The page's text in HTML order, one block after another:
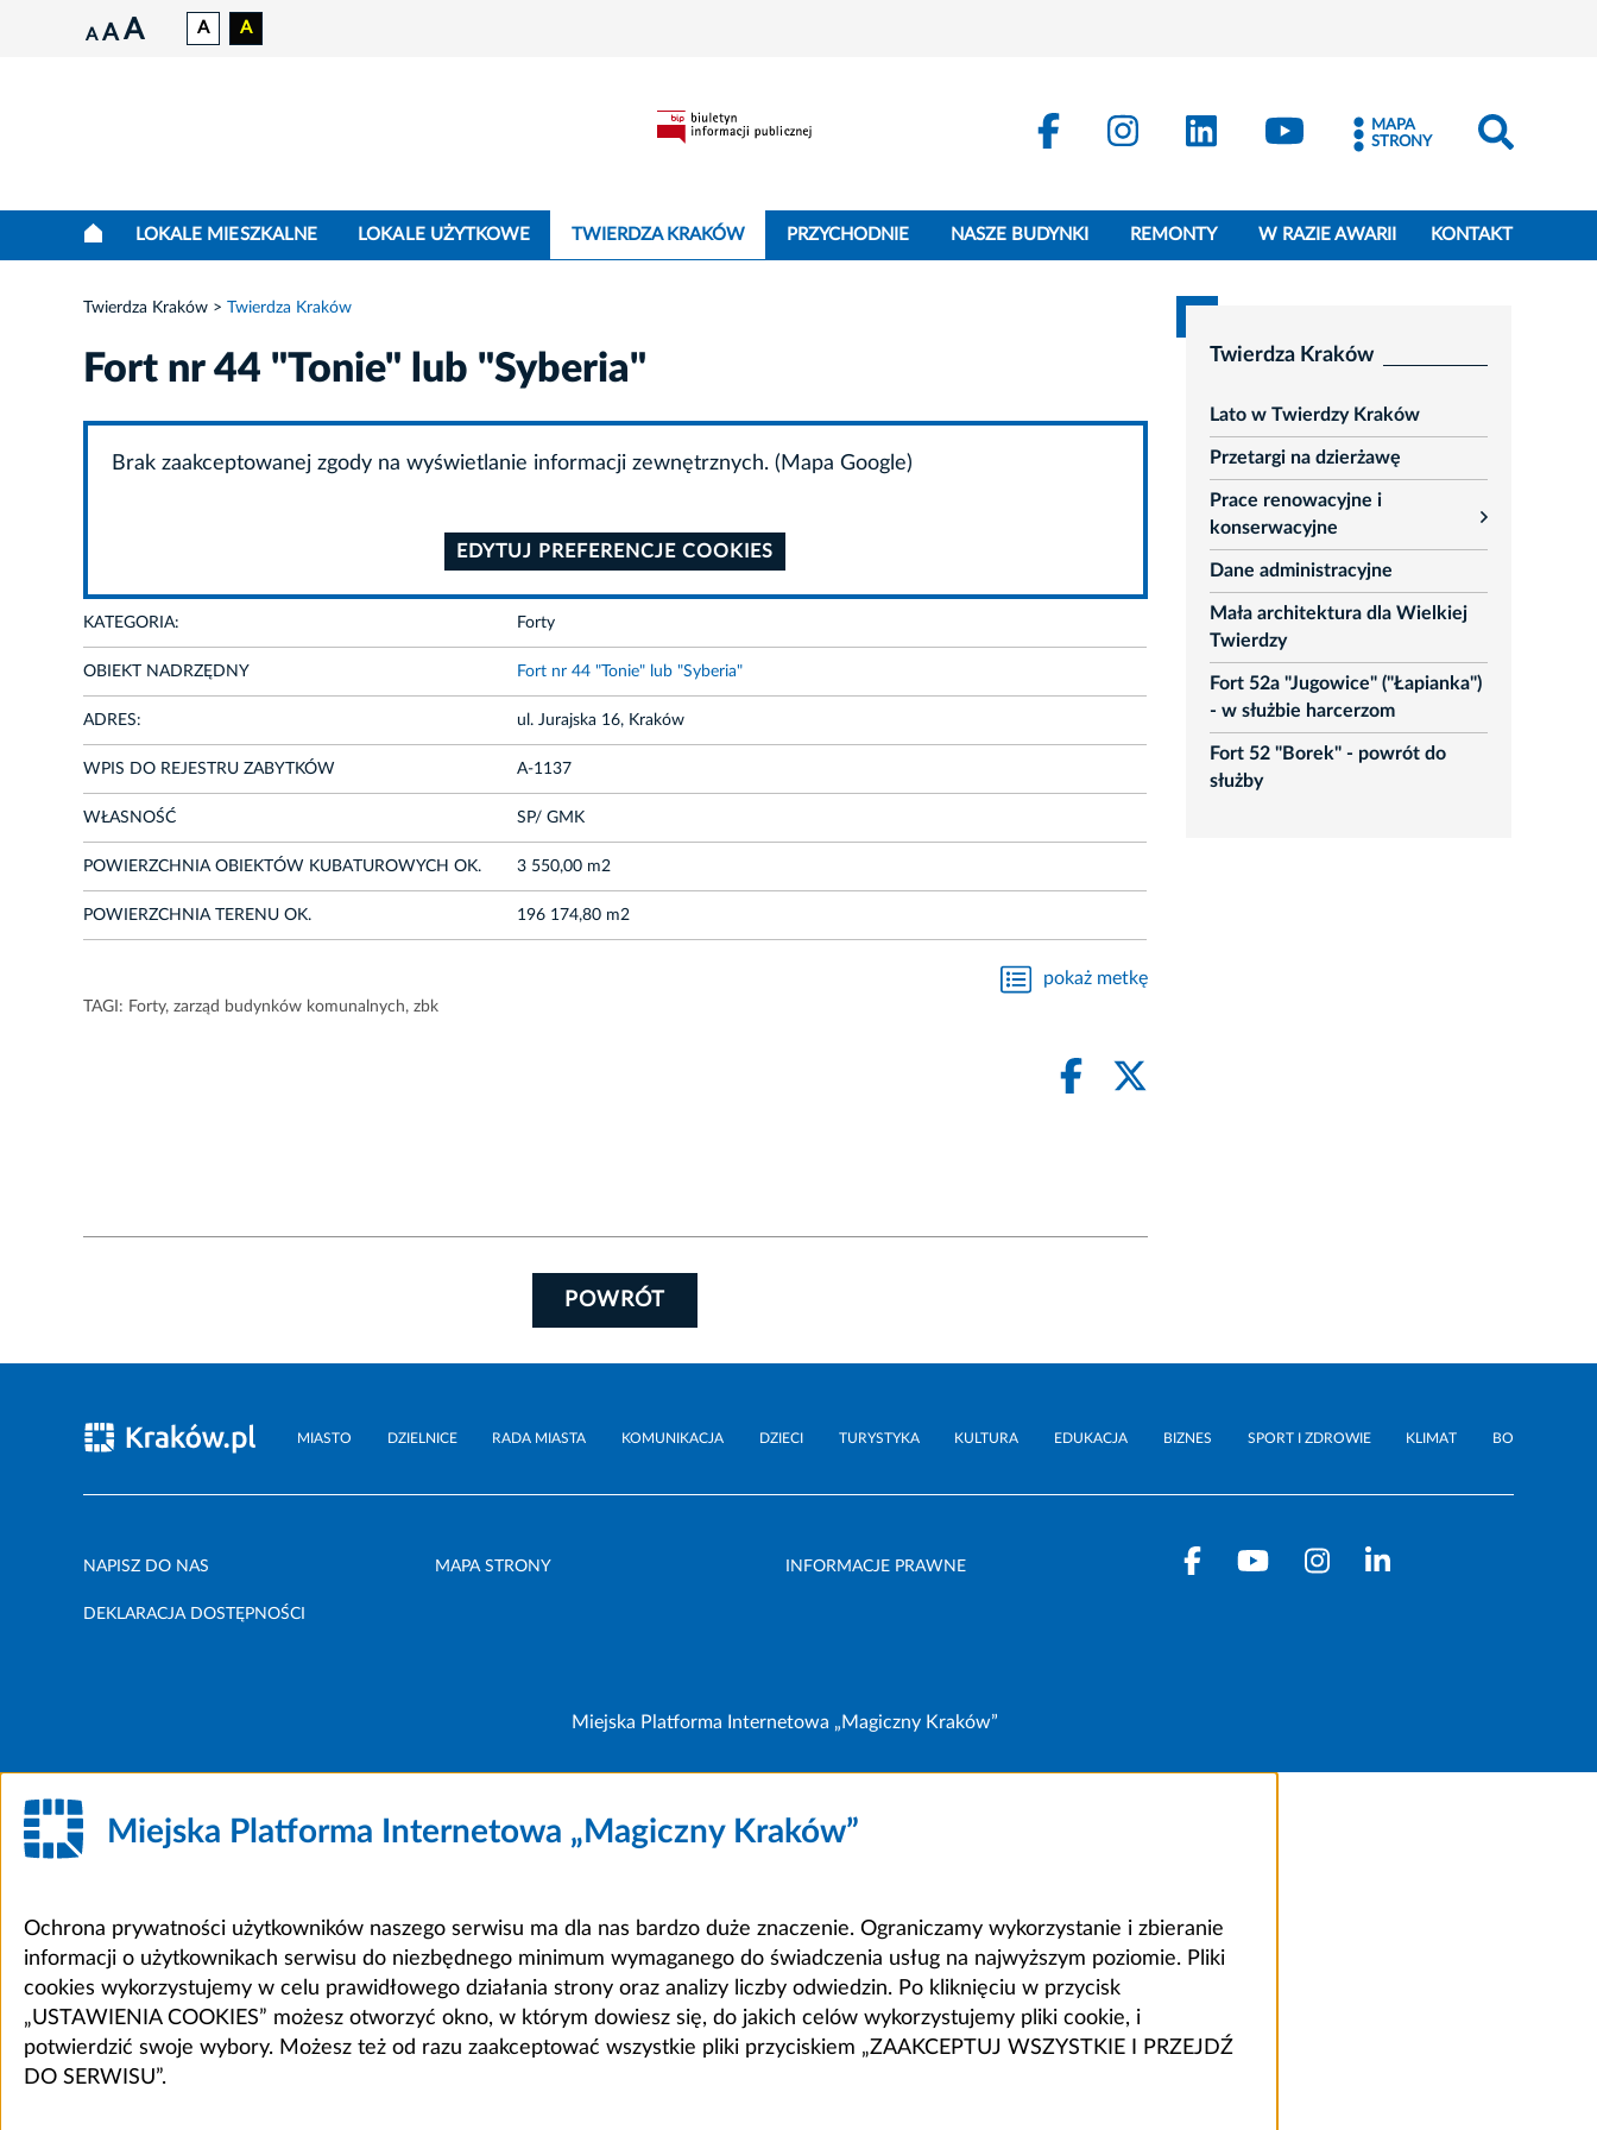
A A A A A
MAPA
STRONY
LOKALE MIESZKALNE LOKALE UŻYTKOWE TWIERDZA KRAKÓW PRZYCHODNIE NASZE BUDYNKI REMONTY W RAZIE AWARII KONTAKT
Twierdza Kraków Twierdza Kraków
Fort nr 44 "Tonie" lub "Syberia"
Brak zaakceptowanej zgody na wyświetlanie informacji zewnętrznych. (Mapa Google)
EDYTUJ PREFERENCJE COOKIES
KATEGORIA: Forty
OBIEKT NADRZĘDNY Fort nr 44 "Tonie" lub "Syberia"
ADRES: ul. Jurajska 16, Kraków
WPIS DO REJESTRU ZABYTKÓW A-1137
WŁASNOŚĆ SP/ GMK
POWIERZCHNIA OBIEKTÓW KUBATUROWYCH OK. 3 550,00 m2
POWIERZCHNIA TERENU OK. 196 174,80 m2
pokaż metkę
TAGI: Forty, zarząd budynków komunalnych, zbk
POWRÓT
Twierdza Kraków
Lato w Twierdzy Kraków
Przetargi na dzierżawę
Prace renowacyjne i
konserwacyjne
rozwiń
Dane administracyjne
Mała architektura dla Wielkiej
Twierdzy
Fort 52a "Jugowice" ("Łapianka")
- w służbie harcerzom
Fort 52 "Borek" - powrót do
służby
MIASTO DZIELNICE RADA MIASTA KOMUNIKACJA DZIECI TURYSTYKA KULTURA EDUKACJA BIZNES SPORT I ZDROWIE KLIMAT BO
NAPISZ DO NAS MAPA STRONY INFORMACJE PRAWNE
DEKLARACJA DOSTĘPNOŚCI
Miejska Platforma Internetowa „Magiczny Kraków”
Miejska Platforma Internetowa „Magiczny Kraków”
Ochrona prywatności użytkowników naszego serwisu ma dla nas bardzo duże znaczenie. Ograniczamy wykorzystanie i zbieranie
informacji o użytkownikach serwisu do niezbędnego minimum wymaganego do świadczenia usług na najwyższym poziomie. Pliki
cookies wykorzystujemy w celu prawidłowego działania strony oraz analizy liczby odwiedzin. Po kliknięciu w przycisk
„USTAWIENIA COOKIES” możesz otworzyć okno, w którym dowiesz się, do jakich celów wykorzystujemy pliki cookie, i
potwierdzić swoje wybory. Możesz też od razu zaakceptować wszystkie pliki przyciskiem „ZAAKCEPTUJ WSZYSTKIE I PRZEJDŹ
DO SERWISU”.